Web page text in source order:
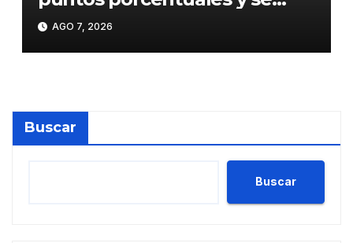
sitúa en 5.47 %
AGO 7, 2026
Buscar
Buscar